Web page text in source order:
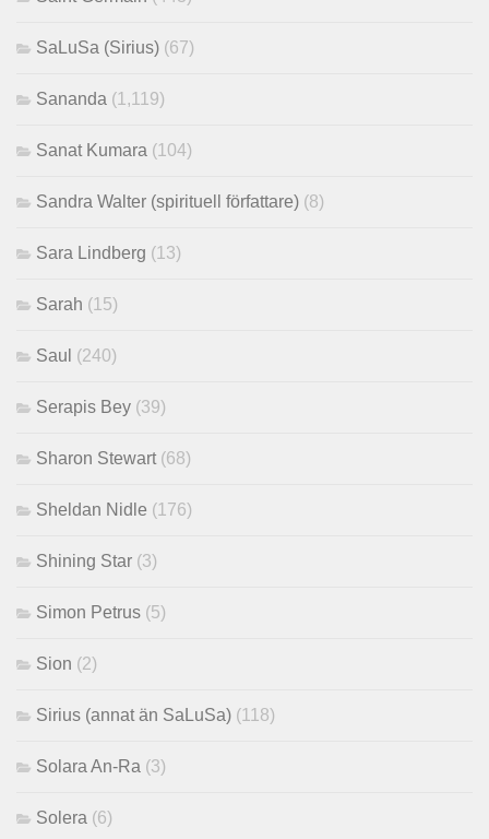
SaLuSa (Sirius) (67)
Sananda (1,119)
Sanat Kumara (104)
Sandra Walter (spirituell författare) (8)
Sara Lindberg (13)
Sarah (15)
Saul (240)
Serapis Bey (39)
Sharon Stewart (68)
Sheldan Nidle (176)
Shining Star (3)
Simon Petrus (5)
Sion (2)
Sirius (annat än SaLuSa) (118)
Solara An-Ra (3)
Solera (6)